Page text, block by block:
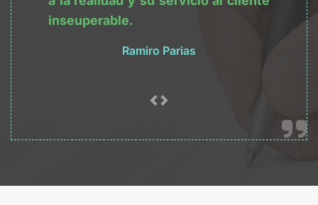
inseuperable.
Ramiro Parias